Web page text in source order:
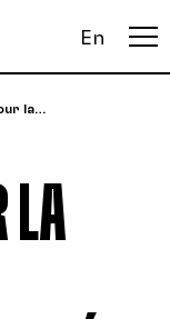
En
la…
LA